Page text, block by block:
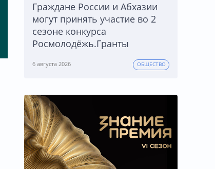
Граждане России и Абхазии
могут принять участие во 2
сезоне конкурса
Росмолодёжь.Гранты
6 августа 2026 ОБЩЕСТВО